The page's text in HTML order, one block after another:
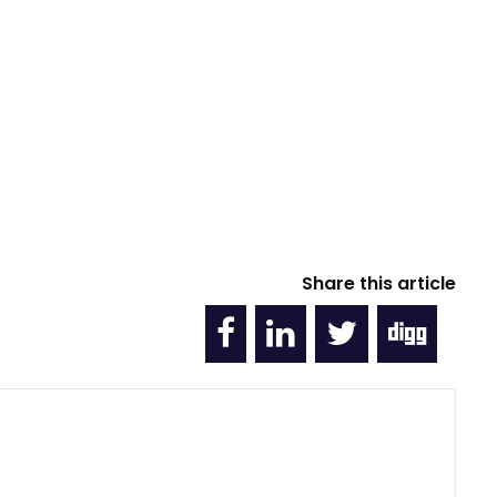
Share this article